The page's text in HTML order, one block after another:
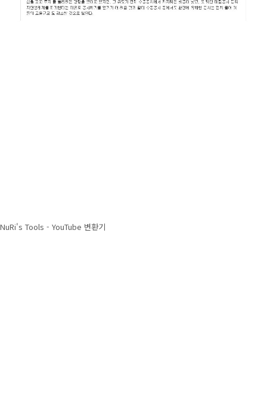
NuRi's Tools - YouTube 변환기